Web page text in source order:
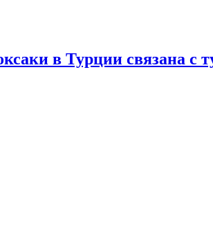
в Турции связана с